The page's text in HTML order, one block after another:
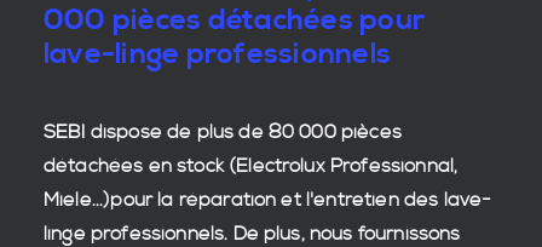
000 pièces détachées pour
lave-linge professionnels
SEBI dispose de plus de 80 000pièces
détachées en stock(Electrolux Professionnal,
Miele...)pour la réparation et l'entretien des lave-
linge professionnels. De plus, nous fournissons